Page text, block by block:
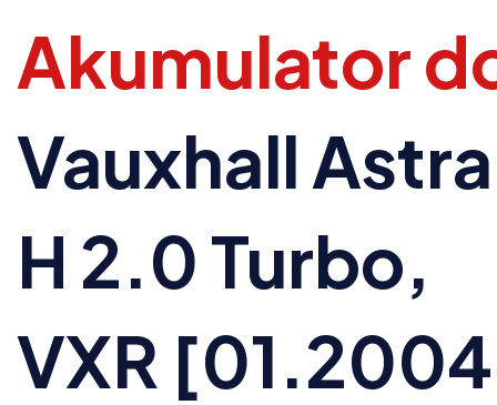
Akumulator
Vauxhall Astra
H 2.0 Turbo,
VXR [01.2004